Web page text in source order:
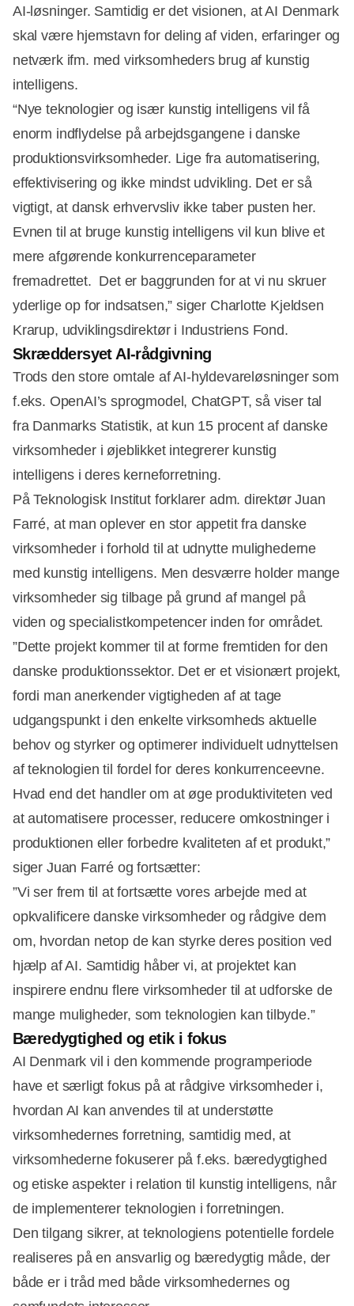
AI-løsninger. Samtidig er det visionen, at AI Denmark
skal være hjemstavn for deling af viden, erfaringer og
netværk ifm. med virksomheders brug af kunstig
intelligens.
“Nye teknologier og især kunstig intelligens vil få
enorm indflydelse på arbejdsgangene i danske
produktionsvirksomheder. Lige fra automatisering,
effektivisering og ikke mindst udvikling. Det er så
vigtigt, at dansk erhvervsliv ikke taber pusten her.
Evnen til at bruge kunstig intelligens vil kun blive et
mere afgørende konkurrenceparameter
fremadrettet. Det er baggrunden for at vi nu skruer
yderlige op for indsatsen,” siger Charlotte Kjeldsen
Krarup, udviklingsdirektør i Industriens Fond.
Skræddersyet AI-rådgivning
Trods den store omtale af AI-hyldevareløsninger som
f.eks. OpenAI’s sprogmodel, ChatGPT, så viser tal
fra Danmarks Statistik, at kun 15 procent af danske
virksomheder i øjeblikket integrerer kunstig
intelligens i deres kerneforretning.
På Teknologisk Institut forklarer adm. direktør Juan
Farré, at man oplever en stor appetit fra danske
virksomheder i forhold til at udnytte mulighederne
med kunstig intelligens. Men desværre holder mange
virksomheder sig tilbage på grund af mangel på
viden og specialistkompetencer inden for området.
”Dette projekt kommer til at forme fremtiden for den
danske produktionssektor. Det er et visionært projekt,
fordi man anerkender vigtigheden af at tage
udgangspunkt i den enkelte virksomheds aktuelle
behov og styrker og optimerer individuelt udnyttelsen
af teknologien til fordel for deres konkurrenceevne.
Hvad end det handler om at øge produktiviteten ved
at automatisere processer, reducere omkostninger i
produktionen eller forbedre kvaliteten af et produkt,”
siger Juan Farré og fortsætter:
”Vi ser frem til at fortsætte vores arbejde med at
opkvalificere danske virksomheder og rådgive dem
om, hvordan netop de kan styrke deres position ved
hjælp af AI. Samtidig håber vi, at projektet kan
inspirere endnu flere virksomheder til at udforske de
mange muligheder, som teknologien kan tilbyde.”
Bæredygtighed og etik i fokus
AI Denmark vil i den kommende programperiode
have et særligt fokus på at rådgive virksomheder i,
hvordan AI kan anvendes til at understøtte
virksomhedernes forretning, samtidig med, at
virksomhederne fokuserer på f.eks. bæredygtighed
og etiske aspekter i relation til kunstig intelligens, når
de implementerer teknologien i forretningen.
Den tilgang sikrer, at teknologiens potentielle fordele
realiseres på en ansvarlig og bæredygtig måde, der
både er i tråd med både virksomhedernes og